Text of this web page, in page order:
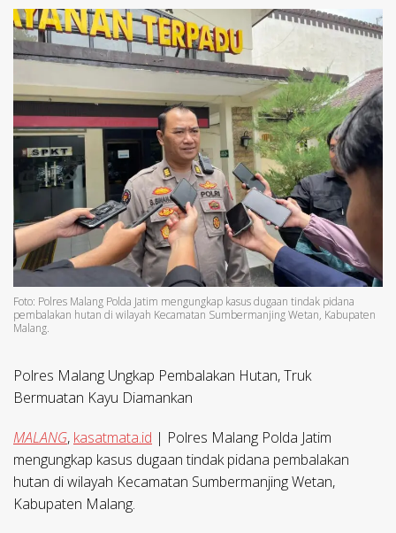
Foto: Polres Malang Polda Jatim mengungkap kasus dugaan tindak pidana
pembalakan hutan di wilayah Kecamatan Sumbermanjing Wetan, Kabupaten
Malang.
Polres Malang Ungkap Pembalakan Hutan, Truk
Bermuatan Kayu Diamankan
MALANG, kasatmata.id | Polres Malang Polda Jatim
mengungkap kasus dugaan tindak pidana pembalakan
hutan di wilayah Kecamatan Sumbermanjing Wetan,
Kabupaten Malang.